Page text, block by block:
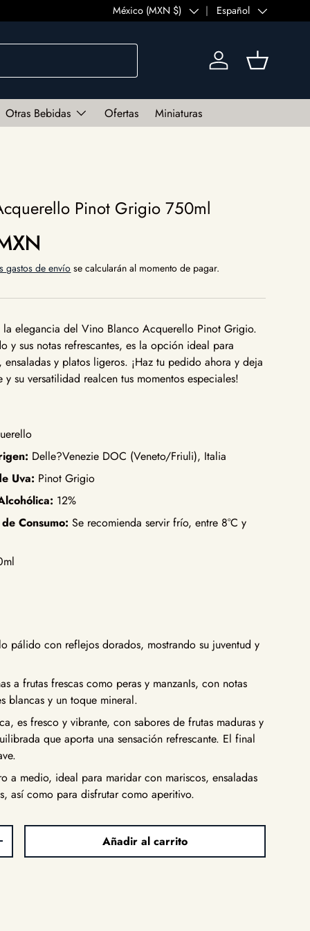
País/Región
México (MXN $) IdiomaEspañol
Iniciar sesión
Cesta
Otras Bebidas Ofertas Miniaturas
Pinot Grigio 750ml
gastos de envío se calcularán al momento de pagar.
la elegancia del Vino Blanco Acquerello Pinot Grigio.
y sus notas refrescantes, es la opción ideal para
ensaladas y platos ligeros. ¡Haz tu pedido ahora y deja
y su versatilidad realcen tus momentos especiales!
Delle?Venezie DOC (Veneto/Friuli), Italia
Uva: Pinot Grigio
12%
Consumo: Se recomienda servir frío, entre 8°C y
pálido con reflejos dorados, mostrando su juventud y
a frutas frescas como peras y manzanIs, con notas
blancas y un toque mineral.
es fresco y vibrante, con sabores de frutas maduras y
que aporta una sensación refrescante. El final
a medio, ideal para maridar con mariscos, ensaladas
así como para disfrutar como aperitivo.
la cantidad Añadir al carrito